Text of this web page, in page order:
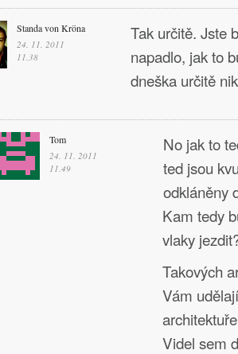
Standa von Kröna
24. 11. 2011
11.38
Tak určitě. Jste
napadlo, jak to
dneška určitě
Tom
24. 11. 2011
11.49
No jak to
ted jsou
odkláněny
Kam tedy
vlaky
Takových
Vám
Videl sem